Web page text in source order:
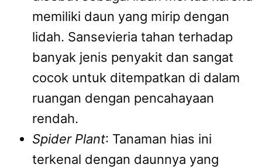
memiliki daun yang mirip dengan
lidah. Sansevieria tahan terhadap
banyak jenis penyakit dan sangat
cocok untuk ditempatkan di dalam
ruangan dengan pencahayaan
rendah.
Spider Plant: Tanaman hias ini
terkenal dengan daunnya yang